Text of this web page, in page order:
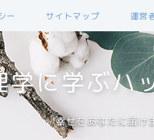
ー サイトマップ 運営
学に学ぶハ
幸せをあなたに届け